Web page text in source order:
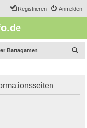
Anmelden
Registrieren
Bartagamen
e